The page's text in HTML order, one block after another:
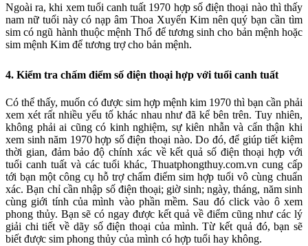
Ngoài ra, khi xem tuổi canh tuất 1970 hợp số điện thoại nào thì thấy
nam nữ tuổi này có nạp âm Thoa Xuyến Kim nên quý bạn cần tìm
sim có ngũ hành thuộc mệnh Thổ để tương sinh cho bản mệnh hoặc
sim mệnh Kim để tương trợ cho bản mệnh.
4. Kiểm tra chấm điểm số điện thoại hợp với tuổi canh tuất
Có thể thấy, muốn có được sim hợp mệnh kim 1970 thì bạn cần phải
xem xét rất nhiều yếu tố khác nhau như đã kể bên trên. Tuy nhiên,
không phải ai cũng có kinh nghiệm, sự kiên nhẫn và cẩn thận khi
xem sinh năm 1970 hợp số điện thoại nào. Do đó, để giúp tiết kiệm
thời gian, đảm bảo độ chính xác về kết quả số điện thoại hợp với
tuổi canh tuất và các tuổi khác, Thuatphongthuy.com.vn cung cấp
tới bạn một công cụ hỗ trợ chấm điểm sim hợp tuổi vô cùng chuẩn
xác. Bạn chỉ cần nhập số điện thoại; giờ sinh; ngày, tháng, năm sinh
cùng giới tính của mình vào phần mềm. Sau đó click vào ô xem
phong thủy. Bạn sẽ có ngay được kết quả về điểm cũng như các lý
giải chi tiết về dãy số điện thoại của mình. Từ kết quả đó, bạn sẽ
biết được sim phong thủy của mình có hợp tuổi hay không.